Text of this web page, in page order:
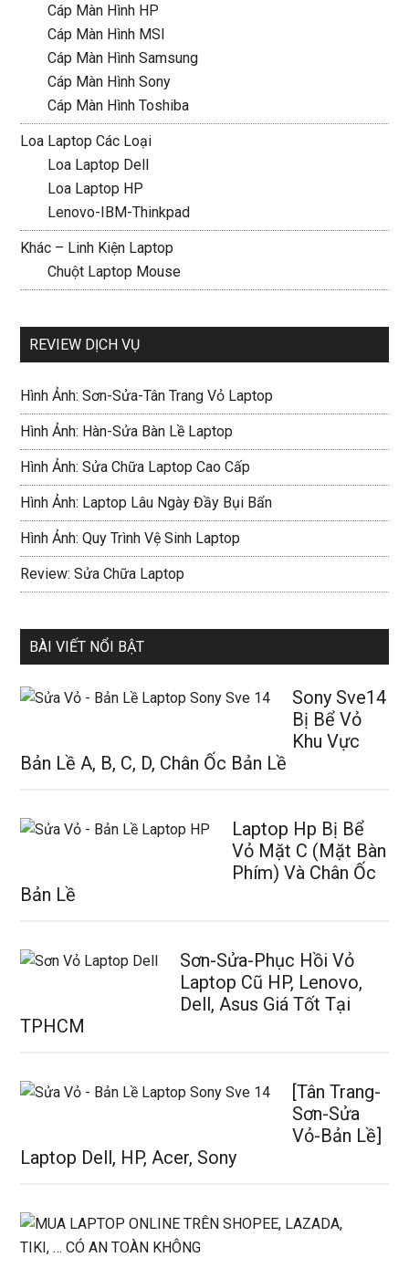
Cáp Màn Hình HP
Cáp Màn Hình MSI
Cáp Màn Hình Samsung
Cáp Màn Hình Sony
Cáp Màn Hình Toshiba
Loa Laptop Các Loại
Loa Laptop Dell
Loa Laptop HP
Lenovo-IBM-Thinkpad
Khác – Linh Kiện Laptop
Chuột Laptop Mouse
REVIEW DỊCH VỤ
Hình Ảnh: Sơn-Sửa-Tân Trang Vỏ Laptop
Hình Ảnh: Hàn-Sửa Bàn Lề Laptop
Hình Ảnh: Sửa Chữa Laptop Cao Cấp
Hình Ảnh: Laptop Lâu Ngày Đầy Bụi Bẩn
Hình Ảnh: Quy Trình Vệ Sinh Laptop
Review: Sửa Chữa Laptop
BÀI VIẾT NỔI BẬT
Sony Sve14
Bị Bể Vỏ
Khu Vực
Bản Lề A, B, C, D, Chân Ốc Bản Lề
Laptop Hp Bị Bể
Vỏ Mặt C (Mặt Bàn
Phím) Và Chân Ốc
Bản Lề
Sơn-Sửa-Phục Hồi Vỏ
Laptop Cũ HP, Lenovo,
Dell, Asus Giá Tốt Tại
TPHCM
[Tân Trang-
Sơn-Sửa
Vỏ-Bản Lề]
Laptop Dell, HP, Acer, Sony